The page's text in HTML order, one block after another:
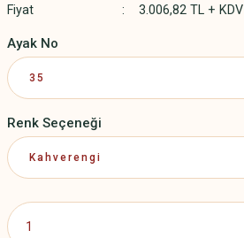
Fiyat
3.006,82 TL + KDV
Ayak No
Renk Seçeneği